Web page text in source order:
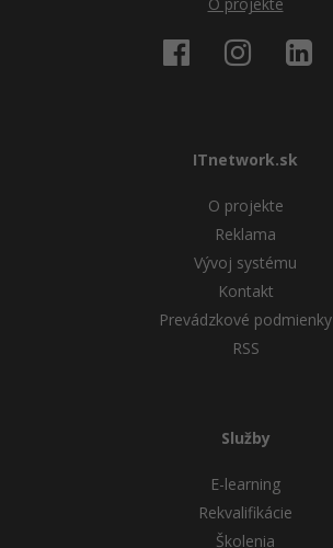
ITnetwork.sk
O projekte
Reklama
Vývoj systému
Kontakt
Prevádzkové podmienky
RSS
Služby
E-learning
Rekvalifikácie
Školenia